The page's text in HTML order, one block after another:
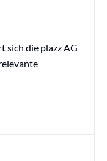
sich die plazz AG